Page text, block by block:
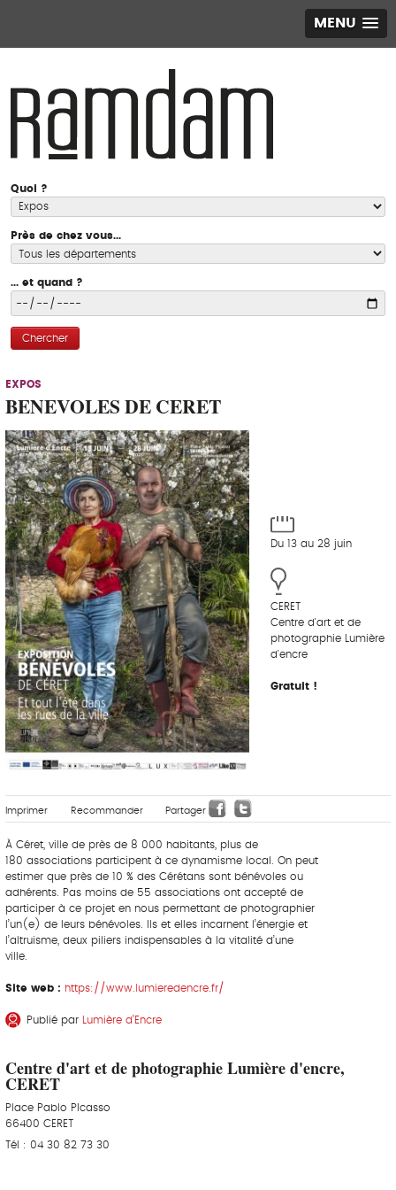
MENU
Quoi ?
Près de chez vous...
... et quand ?
Chercher
EXPOS
BENEVOLES DE CERET
Du 13 au 28 juin
CERET
Centre d'art et de
photographie Lumière
d'encre
Gratuit !
Imprimer Recommander Partager
À Céret, ville de près de 8 000 habitants, plus de
180 associations participent à ce dynamisme local. On peut
estimer que près de 10 % des Cérétans sont bénévoles ou
adhérents. Pas moins de 55 associations ont accepté de
participer à ce projet en nous permettant de photographier
l’un(e) de leurs bénévoles. Ils et elles incarnent l’énergie et
l’altruisme, deux piliers indispensables à la vitalité d’une
ville.
Site web : https://www.lumieredencre.fr/
Publié par Lumière d’Encre
Centre d'art et de photographie Lumière d'encre,
CERET
Place Pablo PIcasso
66400 CERET
Tél : 04 30 82 73 30